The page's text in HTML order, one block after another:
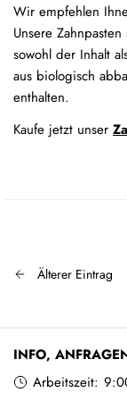
Wir empfehlen
Unsere
sowohl der Inhalt
aus biologisch
enthalten.
Kaufe jetzt unser
Älterer Eintrag
INFO,
Arbeitszeit: